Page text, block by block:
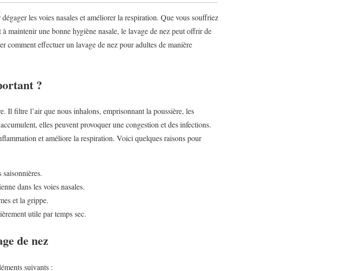
les voies nasales et améliorer la respiration. Que vous souffriez
maintenir une bonne hygiène nasale, le lavage de nez peut offrir de
comment effectuer un lavage de nez pour adultes de manière
?
Il filtre l’air que nous inhalons, emprisonnant la poussière, les
elles peuvent provoquer une congestion et des infections.
et améliore la respiration. Voici quelques raisons pour
dans les voies nasales.
et la grippe.
utile par temps sec.
de nez
suivants :